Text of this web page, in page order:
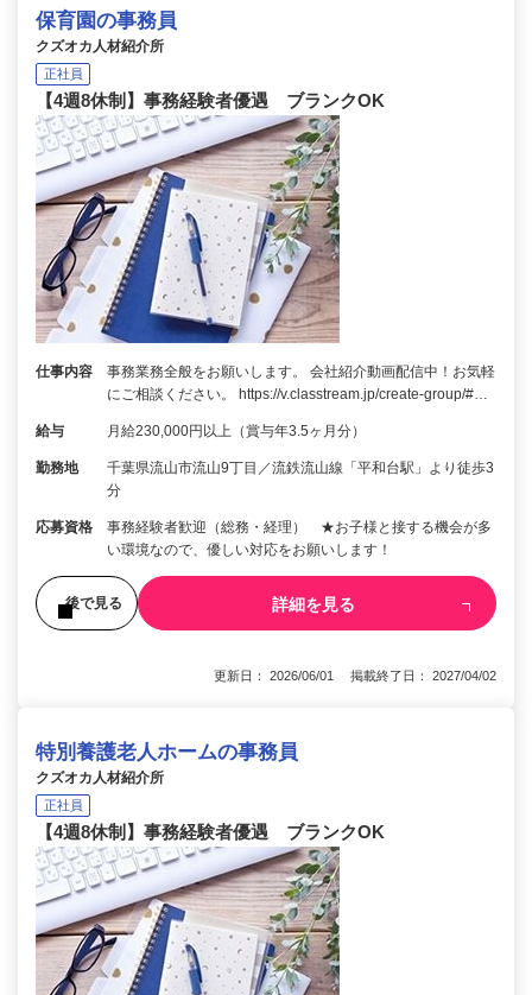
保育園の事務員
クズオカ人材紹介所
正社員
【4週8休制】事務経験者優遇 ブランクOK
仕事内容
事務業務全般をお願いします。 会社紹介動画配信中！お気軽
にご相談ください。 https://v.classtream.jp/create-group/#…
給与 月給230,000円以上（賞与年3.5ヶ月分）
勤務地
千葉県流山市流山9丁目／流鉄流山線「平和台駅」より徒歩3
分
応募資格
事務経験者歓迎（総務・経理） ★お子様と接する機会が多
い環境なので、優しい対応をお願いします！
後で見る 詳細を見る
更新日： 2026/06/01 掲載終了日： 2027/04/02
特別養護老人ホームの事務員
クズオカ人材紹介所
正社員
【4週8休制】事務経験者優遇 ブランクOK